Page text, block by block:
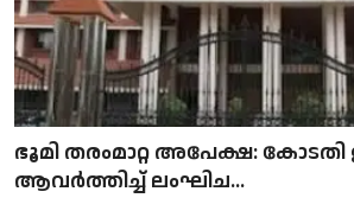
ഭൂമി തരംമാറ്റ അപേക്ഷ:
ആവർത്തിച്ച് ലംഘിച...